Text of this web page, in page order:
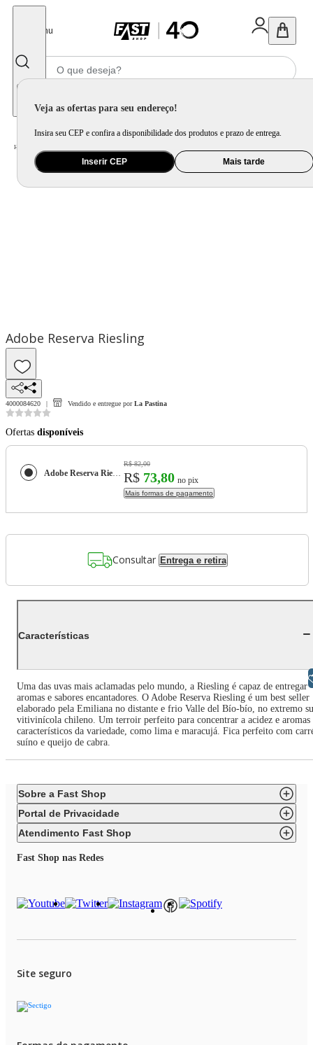
Menu
Veja as ofertas para seu endereço!
Insira seu CEP e confira a disponibilidade dos produtos e prazo de entrega.
Inserir CEP Mais tarde
Home
Adobe Reserva Riesling
4000084620 Vendido e entregue por La Pastina
Ofertas disponíveis
Adobe Reserva Riesling
R$ 82,00
R$ 73,80 no pix
Mais formas de pagamento
Consultar Entrega e retira
Características
Uma das uvas mais aclamadas pelo mundo, a Riesling é capaz de entregar
aromas e sabores encantadores. O Adobe Reserva Riesling é um best seller
elaborado pela Emiliana no distante e frio Valle del Bío-bío, no extremo
vitivinícola chileno. Um terroir perfeito para concentrar a acidez e aromas
característicos da variedade, como lima e maracujá. Fica perfeito com
suíno e queijo de cabra.
Sobre a Fast Shop
Portal de Privacidade
Atendimento Fast Shop
Fast Shop nas Redes
Site seguro